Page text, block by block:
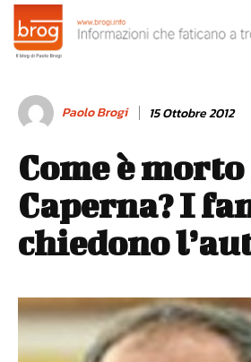
Paolo Brogi 15 Ottobre 2012
Come è
Caperna? I
chiedono